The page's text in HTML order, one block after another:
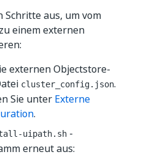
Schritte aus, um vom
einem externen
externen Objectstore-
cluster_config.json.
Sie unter Externe
.
uipath.sh -
erneut aus: